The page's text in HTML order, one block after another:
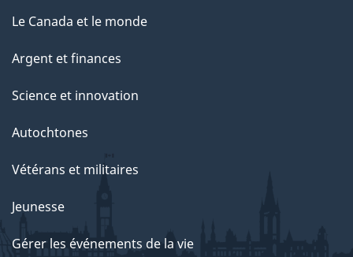
Le Canada et le monde
Argent et finances
Science et innovation
Autochtones
Vétérans et militaires
Jeunesse
Gérer les événements de la vie